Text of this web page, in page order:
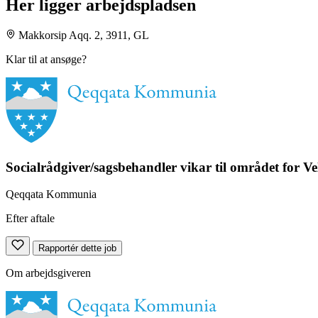
Her ligger arbejdspladsen
Makkorsip Aqq. 2, 3911, GL
Klar til at ansøge?
Socialrådgiver/sagsbehandler vikar til området for
Qeqqata Kommunia
Efter aftale
Rapportér dette job
Om arbejdsgiveren